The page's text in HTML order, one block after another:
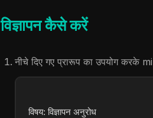
विज्ञापन कैसे करें
नीचे दिए गए प्रारूप का उपयोग करके
विषय: विज्ञापन अनुरोध